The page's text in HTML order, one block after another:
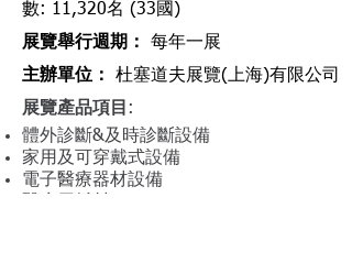
數: 11,320名 (33國)
展覽舉行週期 ：
每年一展
主辦單位 ：
杜塞道夫展覽(上海)有限公司
展覽產品項目 :
體外診斷&及時診斷設備
家用及可穿戴式設備
電子醫療器材設備